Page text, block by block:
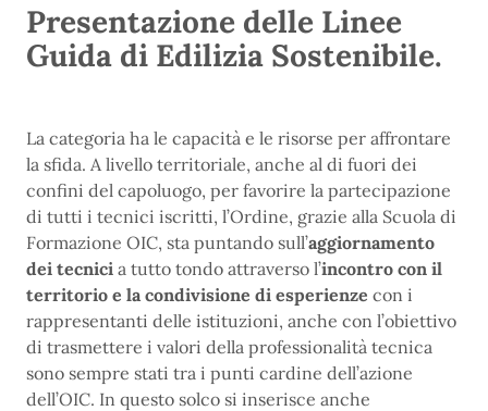
Presentazione delle Linee
Guida di Edilizia Sostenibile.
La categoria ha le capacità e le risorse per affrontare
la sfida. A livello territoriale, anche al di fuori dei
confini del capoluogo, per favorire la partecipazione
di tutti i tecnici iscritti, l’Ordine, grazie alla Scuola di
Formazione OIC, sta puntando sull’aggiornamento
dei tecnici a tutto tondo attraverso l’incontro con il
territorio e la condivisione di esperienze con i
rappresentanti delle istituzioni, anche con l’obiettivo
di trasmettere i valori della professionalità tecnica
sono sempre stati tra i punti cardine dell’azione
dell’OIC. In questo solco si inserisce anche